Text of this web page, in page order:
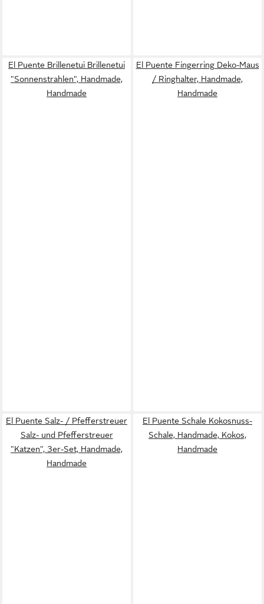
El Puente Brillenetui Brillenetui
"Sonnenstrahlen", Handmade,
Handmade
El Puente Fingerring Deko-Maus
/ Ringhalter, Handmade,
Handmade
El Puente Salz- / Pfefferstreuer
Salz- und Pfefferstreuer
"Katzen", 3er-Set, Handmade,
Handmade
El Puente Schale Kokosnuss-
Schale, Handmade, Kokos,
Handmade